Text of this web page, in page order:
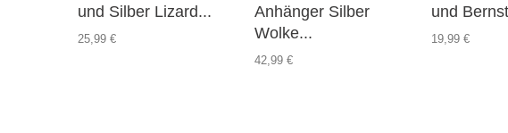
und Silber Lizard...
25,99 €
Anhänger Silber
Wolke...
42,99 €
und
19,99 €